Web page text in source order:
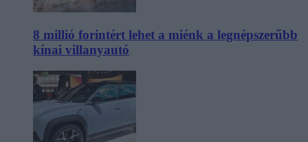
8 millió forintért lehet a miénk a legnépszerűbb
kínai villanyautó